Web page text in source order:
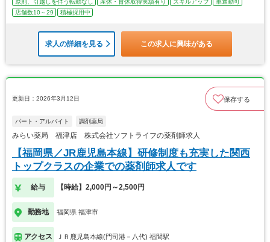
原則、引越しを伴う転勤なし
産休・育休取得実績有り スキルアップ
車通勤可
店舗数10～29
積極採用中
求人の詳細を見る この求人に興味がある
更新日：2026年3月12日 保存する
パート・アルバイト 調剤薬局
みらい薬局 福津店 株式会社ソフトライフの薬剤師求人
【福岡県／JR鹿児島本線】研修制度も充実した関西
トップクラスの企業での薬剤師求人です
給与 【時給】2,000円～2,500円
勤務地 福岡県 福津市
アクセス ＪＲ鹿児島本線(門司港－八代) 福間駅